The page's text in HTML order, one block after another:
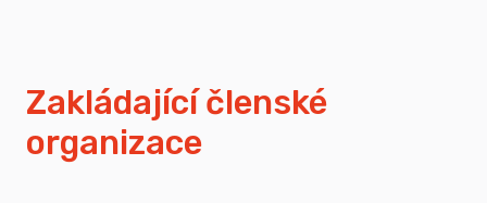
spojovat sílu hlasu nevládního sektoru v
Zakládající členské
organizace